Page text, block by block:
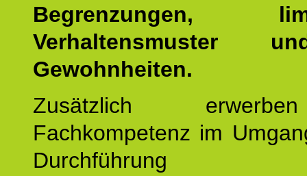
Begrenzungen,
Verhaltensmuster
Gewohnheiten.
Zusätzlich
Fachkompetenz im